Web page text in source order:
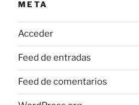
META
Acceder
Feed de entradas
Feed de comentarios